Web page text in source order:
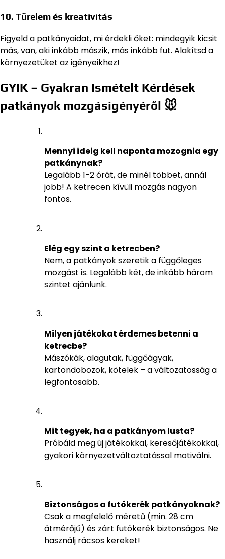
10. Türelem és kreativitás
Figyeld a patkányaidat, mi érdekli őket: mindegyik kicsit
más, van, aki inkább mászik, más inkább fut. Alakítsd a
környezetüket az igényeikhez!
GYIK – Gyakran Ismételt Kérdések
patkányok mozgásigényéről 🐭
Mennyi ideig kell naponta mozognia egy
patkánynak?
Legalább 1-2 órát, de minél többet, annál
jobb! A ketrecen kívüli mozgás nagyon
fontos.
Elég egy szint a ketrecben?
Nem, a patkányok szeretik a függőleges
mozgást is. Legalább két, de inkább három
szintet ajánlunk.
Milyen játékokat érdemes betenni a
ketrecbe?
Mászókák, alagutak, függőágyak,
kartondobozok, kötelek – a változatosság a
legfontosabb.
Mit tegyek, ha a patkányom lusta?
Próbáld meg új játékokkal, keresőjátékokkal,
gyakori környezetváltoztatással motiválni.
Biztonságos a futókerék patkányoknak?
Csak a megfelelő méretű (min. 28 cm
átmérőjű) és zárt futókerék biztonságos. Ne
használj rácsos kereket!